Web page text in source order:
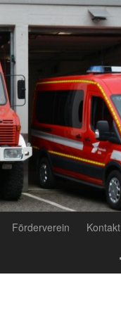
Förderverein Kontakt